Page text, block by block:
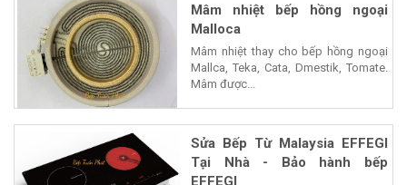
Mâm nhiệt bếp hồng ngoại
Malloca
Mâm nhiệt thay cho bếp hồng ngoại
Mallca, Teka, Cata, Dmestik, Tomate.
Mâm được...
Sửa Bếp Từ Malaysia EFFEGI
Tại Nhà - Bảo hành bếp
EFFEGI